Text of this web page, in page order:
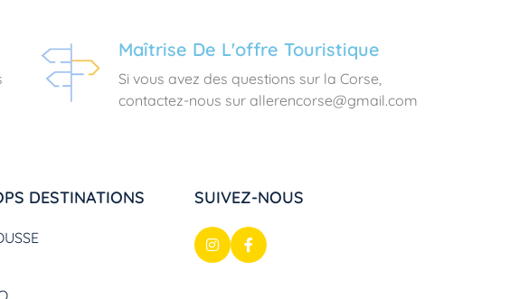
Maîtrise De L'offre Touristique
Si vous avez des questions sur la Corse,
contactez-nous sur allerencorse@gmail.com
DESTINATIONS SUIVEZ-NOUS